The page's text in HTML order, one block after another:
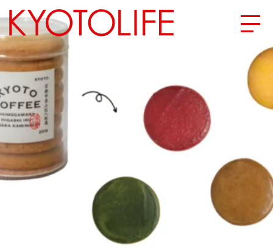
エリアから探す
地図から探す
カテゴリーから探す
SPECIAL
NEW OPEN